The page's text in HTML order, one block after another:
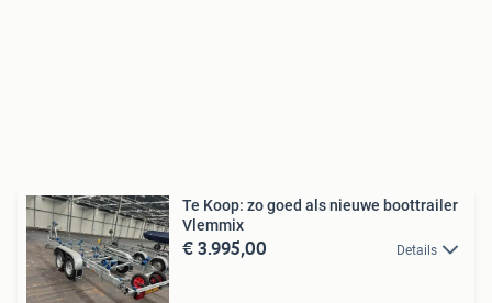
Te Koop: zo goed als nieuwe boottrailer
Vlemmix
€ 3.995,00 Details